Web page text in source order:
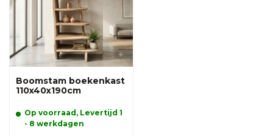
Boomstam boekenkast
110x40x190cm
Op voorraad, Levertijd 1
- 8 werkdagen